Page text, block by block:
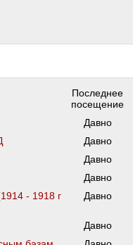
Последнее
посещение
Давно
Давно
Давно
Давно
- 1918 г
Давно
Давно